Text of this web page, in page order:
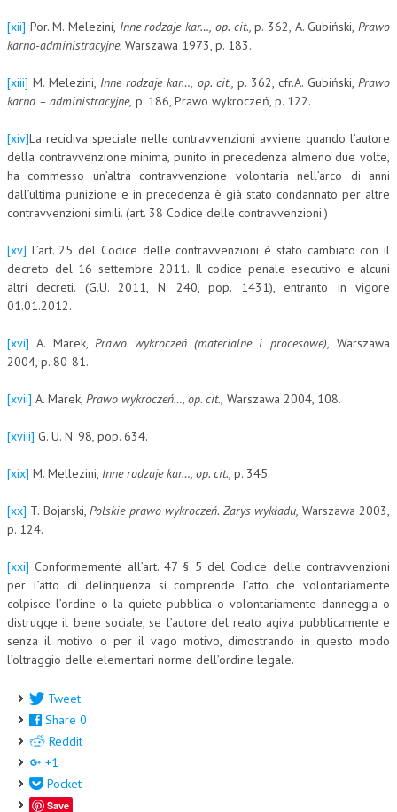
[xii] Por. M. Melezini, Inne rodzaje kar…, op. cit.,p. 362, A. Gubiński,Prawo
karno-administracyjne, Warszawa 1973, p. 183.
[xiii] M. Melezini, Inne rodzaje kar…, op. cit., p. 362, cfr.A. Gubiński,Prawo
karno – administracyjne, p. 186, Prawo wykroczeń, p. 122.
[xiv]La recidiva speciale nelle contravvenzioni avviene quando l’autore
della contravvenzione minima, punito in precedenza almeno due volte,
ha commesso un’altra contravvenzione volontaria nell’arco di anni
dall’ultima punizione e in precedenza è già stato condannato per altre
contravvenzioni simili. (art. 38 Codice delle contravvenzioni.)
[xv] L’art. 25 del Codice delle contravvenzioni è stato cambiato con il
decreto del 16 settembre 2011. Il codice penale esecutivo e alcuni
altri decreti. (G.U. 2011, N. 240, pop. 1431), entranto in vigore
01.01.2012.
[xvi] A. Marek,Prawo wykroczeń (materialne i procesowe), Warszawa
2004, p. 80-81.
[xvii] A. Marek, Prawo wykroczeń…, op. cit., Warszawa 2004, 108.
[xviii] G. U. N. 98, pop. 634.
[xix] M. Mellezini, Inne rodzaje kar…, op. cit., p. 345.
[xx] T. Bojarski,Polskie prawo wykroczeń. Zarys wykładu, Warszawa 2003,
p. 124.
[xxi] Conformemente all’art. 47 § 5 del Codice delle contravvenzioni
per l’atto di delinquenza si comprende l’atto che volontariamente
colpisce l’ordine o la quiete pubblica o volontariamente danneggia o
distrugge il bene sociale, se l’autore del reato agiva pubblicamente e
senza il motivo o per il vago motivo, dimostrando in questo modo
l’oltraggio delle elementari norme dell’ordine legale.
Tweet
Share 0
Reddit
+1
Pocket
Save